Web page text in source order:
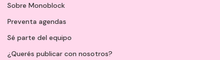
Sobre Monoblock
Preventa agendas
Sé parte del equipo
¿Querés publicar con nosotros?